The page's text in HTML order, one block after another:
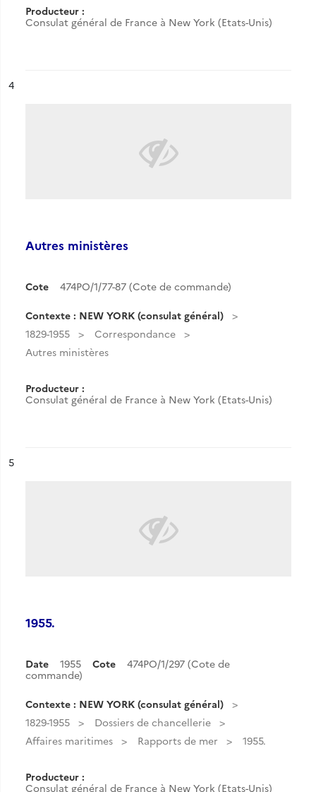
Producteur :
Consulat général de France à New York (Etats-Unis)
n°
4
Autres ministères
Cote 474PO/1/77-87 (Cote de commande)
Contexte : NEW YORK (consulat général)
1829-1955
Correspondance
Autres ministères
Producteur :
Consulat général de France à New York (Etats-Unis)
n°
5
1955.
Date 1955 Cote
474PO/1/297 (Cote de
commande)
Contexte : NEW YORK (consulat général)
1829-1955
Dossiers de chancellerie
Affaires maritimes
Rapports de mer 1955.
Producteur :
Consulat général de France à New York (Etats-Unis)